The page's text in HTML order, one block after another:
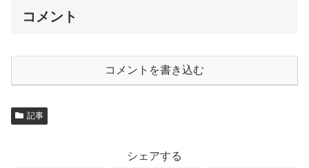
コメント
コメントを書き込む
記事
シェアする